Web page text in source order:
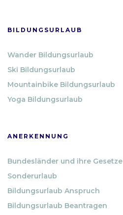
BILDUNGSURLAUB
Wander Bildungsurlaub
Ski Bildungsurlaub
Mountainbike Bildungsurlaub
Yoga Bildungsurlaub
ANERKENNUNG
Bundesländer und ihre Gesetze
Sonderurlaub
Bildungsurlaub Anspruch
Bildungsurlaub Beantragen